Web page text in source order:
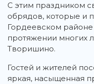
С этим праздником
обрядов, которые и
Гордеевском районе
протяжении многих
Творишино.
Гостей и жителей
яркая, насыщенная